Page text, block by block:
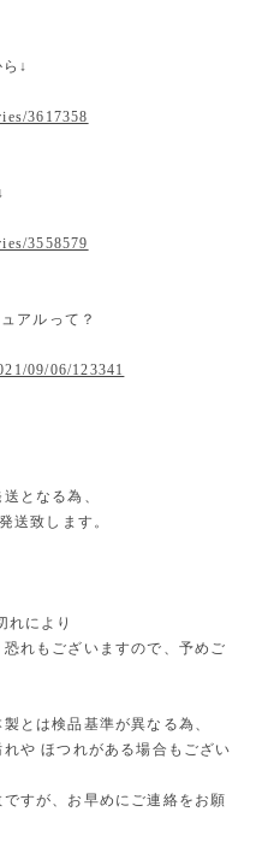
↓
3617358
3558579
アルって？
09/06/123341
となる為、
送致します。
れにより
れもございますので、予めご
とは検品基準が異なる為、
や ほつれがある場合もござい
すが、お早めにご連絡をお願